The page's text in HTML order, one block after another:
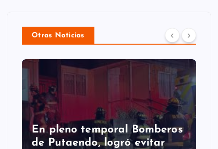
Otras Noticias
En pleno temporal Bomberos
de Putaendo, logró evitar